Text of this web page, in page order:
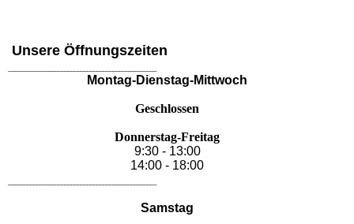
Unsere Öffnungszeiten
Montag-Dienstag-Mittwoch
Geschlossen
Donnerstag-Freitag
9:30 - 13:00
14:00 - 18:00
Samstag